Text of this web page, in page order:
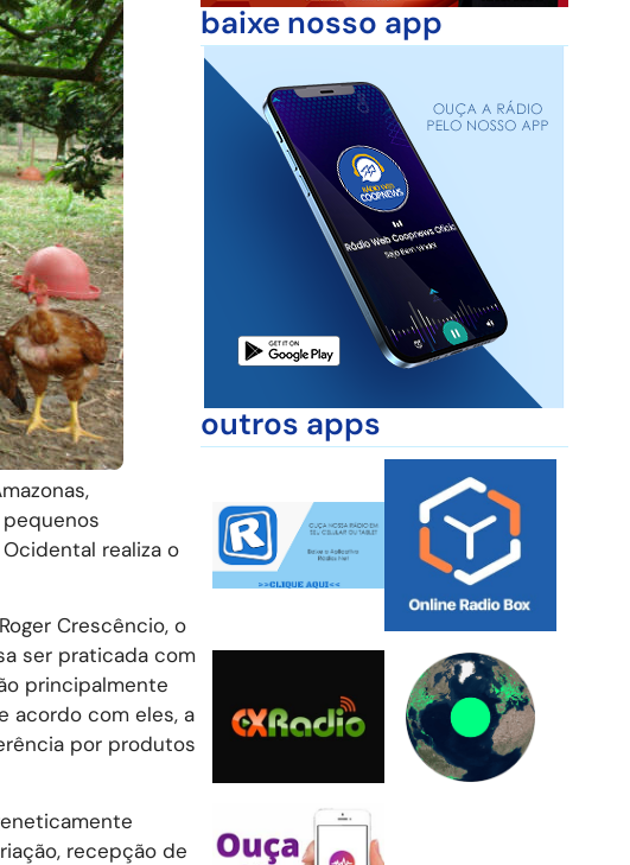
realiza o
Crescêncio, o
ser praticada com
principalmente
acordo com eles, a
por produtos
recepção de
baixe nosso app
outros apps